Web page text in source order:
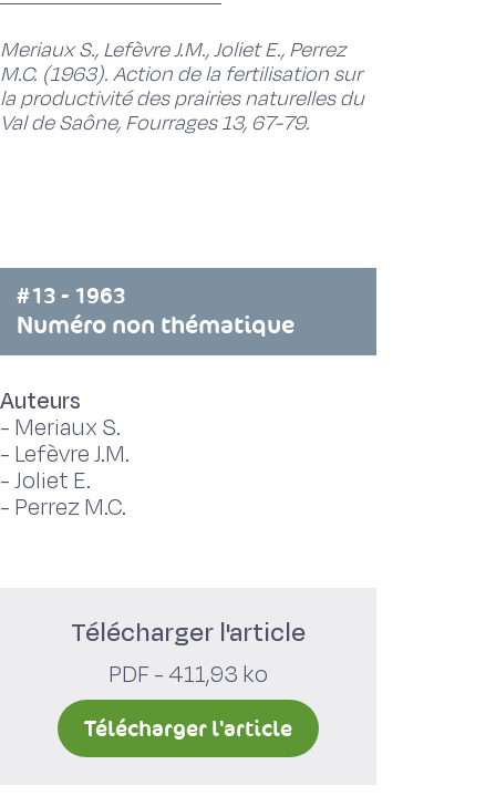
Meriaux S., Lefèvre J.M., Joliet E., Perrez
M.C. (1963). Action de la fertilisation sur
la productivité des prairies naturelles du
Val de Saône, Fourrages 13, 67-79.
#13 - 1963
Numéro non thématique
Auteurs
- Meriaux S.
- Lefèvre J.M.
-Joliet E.
- Perrez M.C.
Télécharger l'article
PDF - 411,93 ko
Télécharger l'article